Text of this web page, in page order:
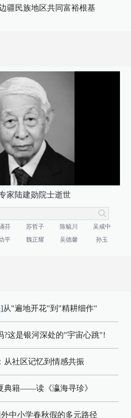
疆民族地区共同富裕根基
家陆建勋院士逝世
芬 苏哲子 陈毓川
吴咸中
平 魏正耀 吴德馨 孙玉
从"遍地开花"到"精耕细作"
?这是银河深处的"宇宙心跳"!
从社区记忆到情感共振
典籍——读《瀛海寻珍》
中小学春秋假的多元路径